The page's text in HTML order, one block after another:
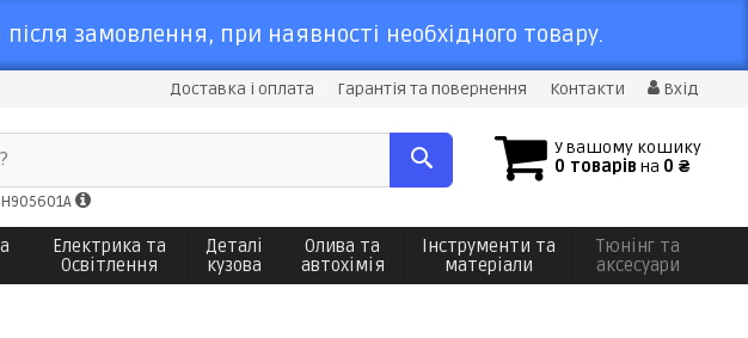
замовлення, при наявності необхідного товару.
Доставка і оплата Гарантія та повернення Контакти Вхід
У вашому кошику
0 товарів на 0 ₴
Електрика та
Освітлення
Деталі
кузова
Олива та
автохімія
Інструменти та
матеріали
Тюнінг та
аксесуари